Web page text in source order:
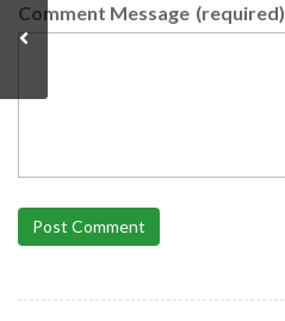
Comment Message (required)
Post Comment